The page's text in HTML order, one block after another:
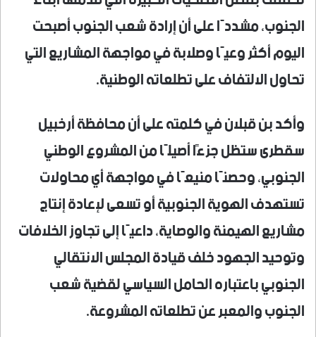
الجنوب، مشددًا على أن إرادة شعب الجنوب أصبحت
اليوم أكثر وعيًا وصلابة في مواجهة المشاريع التي
تحاول الالتفاف على تطلعاته الوطنية.
وأكد بن قبلان في كلمته على أن محافظة أرخبيل
سقطرى ستظل جزءًا أصيلًا من المشروع الوطني
الجنوبي، وحصنًا منيعًا في مواجهة أي محاولات
تستهدف الهوية الجنوبية أو تسعى لإعادة إنتاج
مشاريع الهيمنة والوصاية، داعيًا إلى تجاوز الخلافات
وتوحيد الجهود خلف قيادة المجلس الانتقالي
الجنوبي باعتباره الحامل السياسي لقضية شعب
الجنوب والمعبر عن تطلعاته المشروعة.